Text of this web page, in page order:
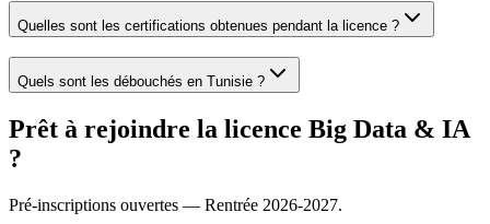
Quelles sont les certifications obtenues pendant la licence ?
Quels sont les débouchés en Tunisie ?
Prêt à rejoindre la licence Big Data & IA
?
Pré-inscriptions ouvertes — Rentrée 2026-2027.